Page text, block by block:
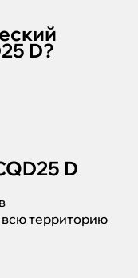
D?
D
всю территорию